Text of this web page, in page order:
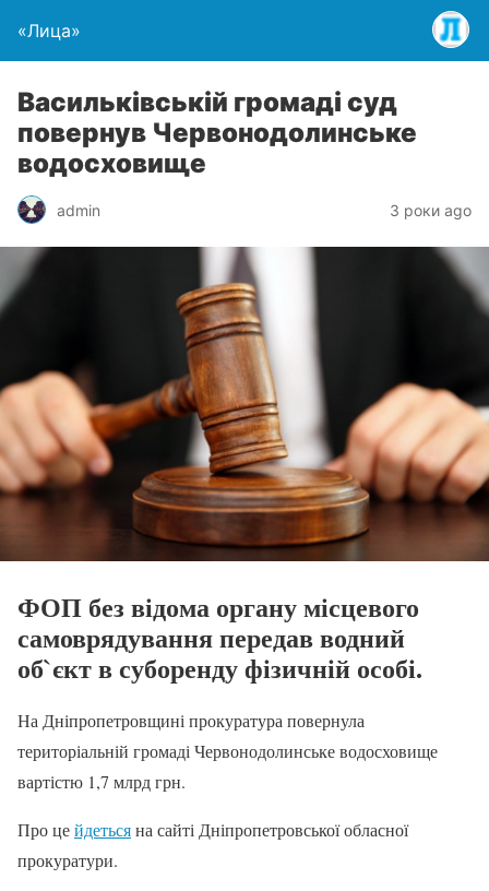
«Лица»
Васильківській громаді суд
повернув Червонодолинське
водосховище
admin 3 роки ago
ФОП без відома органу місцевого
самоврядування передав водний
об`єкт в суборенду фізичній особі.
На Дніпропетровщині прокуратура повернула
територіальній громаді Червонодолинське водосховище
вартістю 1,7 млрд грн.
Про цейдетьсяна сайті Дніпропетровської обласної
прокуратури.